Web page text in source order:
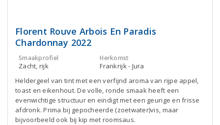
Florent Rouve Arbois En Paradis
Chardonnay 2022
Smaakprofiel
Zacht, rijk
Herkomst
Frankrijk - Jura
Heldergeel van tint met een verfijnd aroma van rijpe appel,
toast en eikenhout. De volle, ronde smaak heeft een
evenwichtige structuur en eindigt met een geurige en frisse
afdronk. Prima bij gepocheerde (zoetwater)vis, maar
bijvoorbeeld ook bij kip met roomsaus.